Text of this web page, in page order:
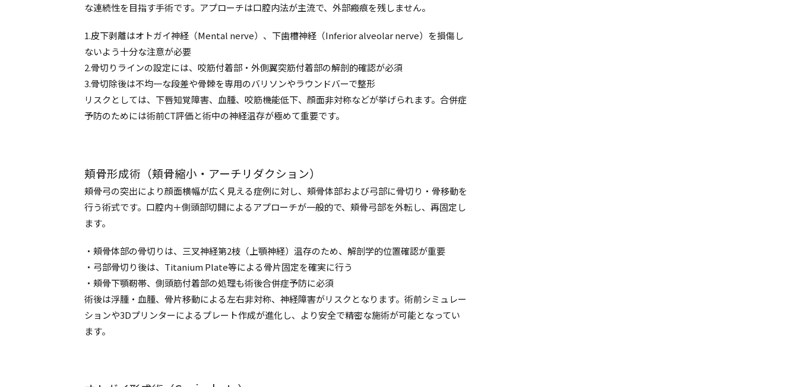
な連続性を目指す手術です。アプローチは口腔内法が主流で、外部瘢痕を残しません。
1.皮下剥離はオトガイ神経（Mental nerve）、下歯槽神経（Inferior alveolar nerve）を損傷し
ないよう十分な注意が必要
2.骨切りラインの設定には、咬筋付着部・外側翼突筋付着部の解剖的確認が必須
3.骨切除後は不均一な段差や骨棘を専用のバリソンやラウンドバーで整形
リスクとしては、下唇知覚障害、血腫、咬筋機能低下、顔面非対称などが挙げられます。合併症
予防のためには術前CT評価と術中の神経温存が極めて重要です。
頬骨形成術（頬骨縮小・アーチリダクション）
頬骨弓の突出により顔面横幅が広く見える症例に対し、頬骨体部および弓部に骨切り・骨移動を
行う術式です。口腔内＋側頭部切開によるアプローチが一般的で、頬骨弓部を外転し、再固定し
ます。
・頬骨体部の骨切りは、三叉神経第2枝（上顎神経）温存のため、解剖学的位置確認が重要
・弓部骨切り後は、Titanium Plate等による骨片固定を確実に行う
・頬骨下顎靭帯、側頭筋付着部の処理も術後合併症予防に必須
術後は浮腫・血腫、骨片移動による左右非対称、神経障害がリスクとなります。術前シミュレー
ションや3Dプリンターによるプレート作成が進化し、より安全で精密な施術が可能となってい
ます。